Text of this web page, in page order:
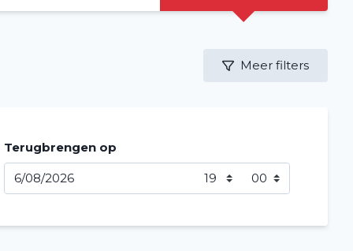
Meer filters
Terugbrengen op